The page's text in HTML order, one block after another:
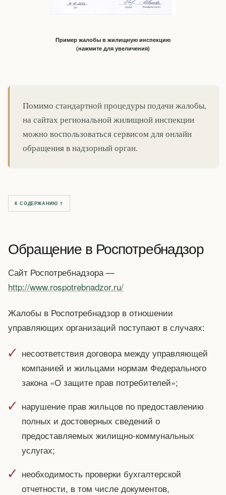
Пример жалобы в жилищную инспекцию
(нажмите для увеличения)
Помимо стандартной процедуры подачи жалобы,
на сайтах региональной жилищной инспекции
можно воспользоваться сервисом для онлайн
обращения в надзорный орган.
К СОДЕРЖАНИЮ ↑
Обращение в Роспотребнадзор
Сайт Роспотребнадзора —
http://www.rospotrebnadzor.ru/
Жалобы в Роспотребнадзор в отношении
управляющих организаций поступают в случаях:
несоответствия договора между управляющей
компанией и жильцами нормам Федерального
закона «О защите прав потребителей»;
нарушение прав жильцов по предоставлению
полных и достоверных сведений о
предоставляемых жилищно-коммунальных
услугах;
необходимость проверки бухгалтерской
отчетности, в том числе документов,